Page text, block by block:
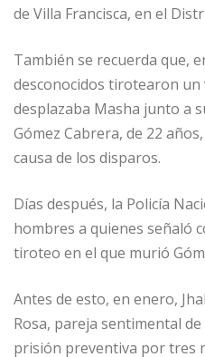
de Villa Francisca, en el
También se recuerda que,
desconocidos tirotearon un
desplazaba Masha junto a
Gómez Cabrera, de 22
causa de los disparos.
Días después, la Policía
hombres a quienes señaló
tiroteo en el que murió
Antes de esto, en enero,
Rosa, pareja sentimental
prisión preventiva por tres